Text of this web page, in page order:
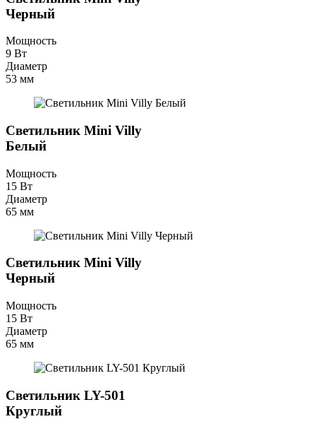
Черный
Мощность
9 Вт
Диаметр
53 мм
Светильник Mini Villy
Белый
Мощность
15 Вт
Диаметр
65 мм
Светильник Mini Villy
Черный
Мощность
15 Вт
Диаметр
65 мм
Светильник LY-501
Круглый